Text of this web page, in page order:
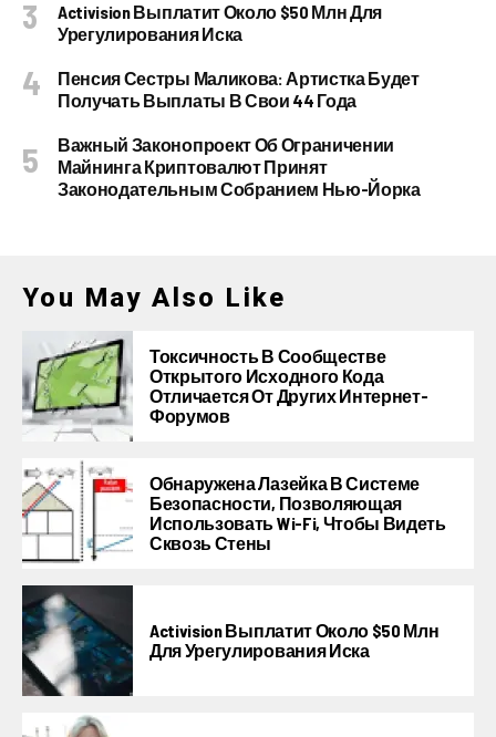
Activision Выплатит Около $50 Млн Для
Урегулирования Иска
Пенсия Сестры Маликова: Артистка Будет
Получать Выплаты В Свои 44 Года
Важный Законопроект Об Ограничении
Майнинга Криптовалют Принят
Законодательным Собранием Нью-Йорка
You May Also Like
Токсичность В Сообществе
Открытого Исходного Кода
Отличается От Других Интернет-
Форумов
Обнаружена Лазейка В Системе
Безопасности, Позволяющая
Использовать Wi-Fi, Чтобы Видеть
Сквозь Стены
Activision Выплатит Около $50 Млн
Для Урегулирования Иска